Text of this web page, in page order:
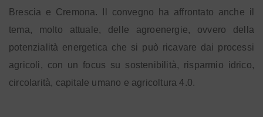
Brescia e Cremona. Il convegno ha affrontato anche il
tema, molto attuale, delle agroenergie, ovvero della
potenzialità energetica che si può ricavare dai processi
agricoli, con un focus su sostenibilità, risparmio idrico,
circolarità, capitale umano e agricoltura 4.0.